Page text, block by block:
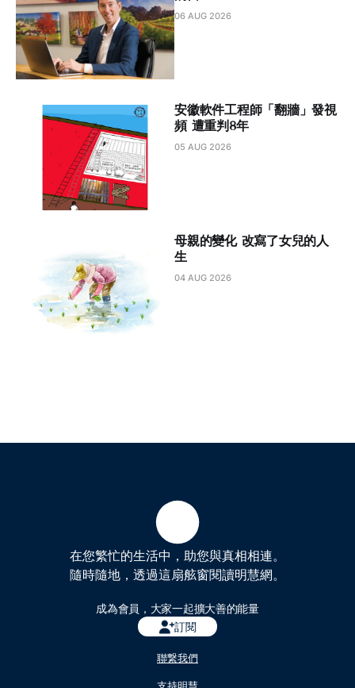
06 AUG 2026
安徽軟件工程師「翻牆」發視
頻 遭重判8年
05 AUG 2026
母親的變化 改寫了女兒的人
生
04 AUG 2026
在您繁忙的生活中，助您與真相相連。
隨時隨地，透過這扇舷窗閱讀明慧網。
成為會員，大家一起擴大善的能量
訂閱
聯繋我們